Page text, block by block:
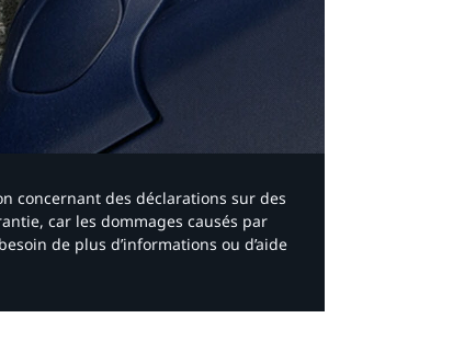
concernant des déclarations sur des
car les dommages causés par
de plus d’informations ou d’aide